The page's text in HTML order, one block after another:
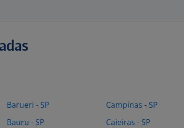
Barueri - SP
Bauru - SP
Campinas - SP
Caieiras - SP